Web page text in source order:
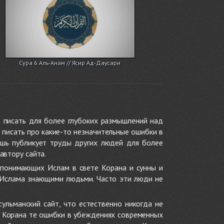
Сура 6 Аль-Анам // Ясир Ад-Даусари
для более глубоких размышлений над
про какие-то незначительные ошибки в
публикует труды других людей для более
сайта.
Ислам в свете Корана и сунны и
знающими людьми. Часто эти люди не
сайт, что естественно никогда не
те ошибки в убеждениях современных